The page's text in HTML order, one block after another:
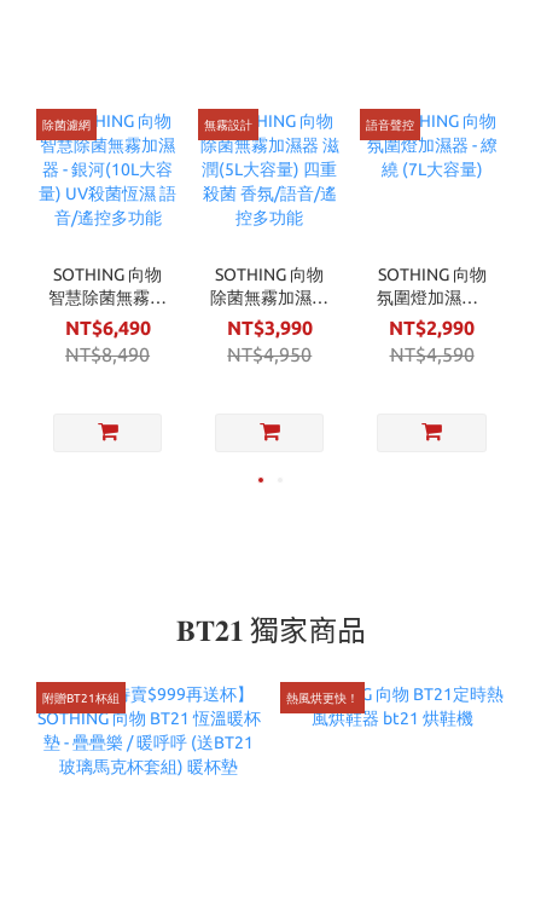
除菌濾網
SOTHING 向物
智慧除菌無霧加
濕器 - 銀河(10L
大容量) UV殺菌
恆濕 語音/遙控
NT$6,490
NT$8,490
無霧設計
SOTHING 向物
除菌無霧加濕器
滋潤(5L大容量)
四重殺菌 香氛/
語音/遙控多功
NT$3,990
NT$4,950
語音聲控
SOTHING 向物
氛圍燈加濕器 -
繚繞 (7L大容量)
NT$2,990
NT$4,590
𝐁𝐓𝟐𝟏 獨家商品
附贈BT21杯組 熱風烘更快！